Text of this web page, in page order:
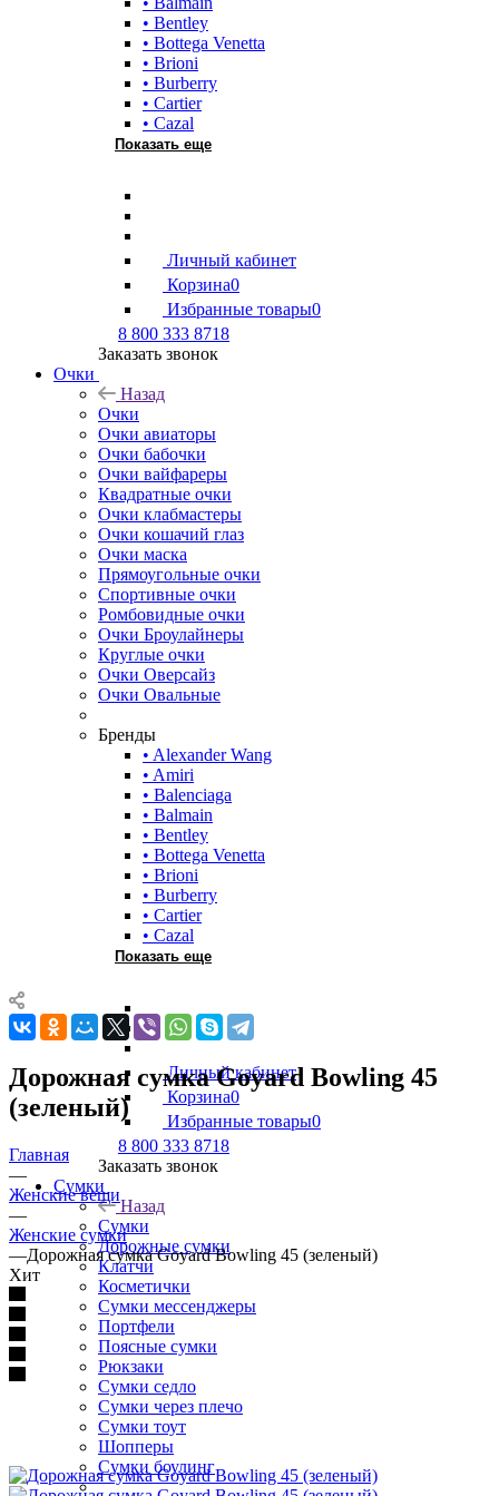
• Bentley
• Bottega Venetta
• Brioni
• Burberry
• Cartier
• Cazal
Показать еще
Личный кабинет
Корзина0
Избранные товары0
8 800 333 8718
Заказать звонок
Очки
Назад
Очки
Очки авиаторы
Очки бабочки
Очки вайфареры
Квадратные очки
Очки клабмастеры
Очки кошачий глаз
Очки маска
Прямоугольные очки
Спортивные очки
Ромбовидные очки
Очки Броулайнеры
Круглые очки
Очки Оверсайз
Очки Овальные
Бренды
• Alexander Wang
• Amiri
• Balenciaga
• Balmain
• Bentley
• Bottega Venetta
• Brioni
• Burberry
• Cartier
• Cazal
Показать еще
Личный кабинет
Корзина0
Избранные товары0
8 800 333 8718
Заказать звонок
Сумки
Назад
Сумки
Дорожные сумки
Клатчи
Косметички
Сумки мессенджеры
Портфели
Поясные сумки
Рюкзаки
Сумки седло
Сумки через плечо
Сумки тоут
Шопперы
Сумки боулинг
Дорожная сумка Goyard Bowling 45
(зеленый)
Главная
—
Женские вещи
—
Женские сумки
—Дорожная сумка Goyard Bowling 45 (зеленый)
Хит